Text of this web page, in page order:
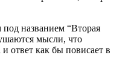
названием “Вторая
мысли, что
ответ как бы повисает в